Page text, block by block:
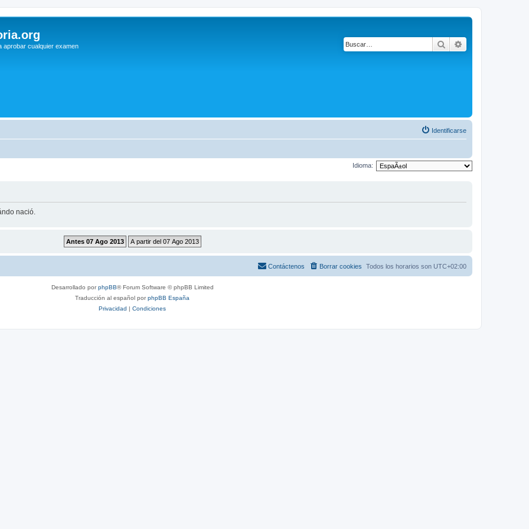
aprobar cualquier examen Buscar
Identificarse
Idioma:
nació.
Todos los horarios son UTC+02:00
Borrar cookies
Contáctenos
Desarrollado porphpBB® Forum Software © phpBB Limited
Traducción al español porphpBB España
Privacidad | Condiciones